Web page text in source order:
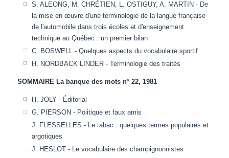
S. ALEONG, M. CHRÉTIEN, L. OSTIGUY, A. MARTIN - De
la mise en œuvre d'une terminologie de la langue française
de l'automobile dans trois écoles et d'enseignement
technique au Québec : un premier bilan
C. BOSWELL - Quelques aspects du vocabulaire sportif
H. NORDBACK LINDER - Terminologie des traités
SOMMAIRE La banque des mots n° 22, 1981
H. JOLY - Éditorial
G. PIERSON - Politique et faux amis
J. FLESSELLES - Le tabac : quelques termes populaires et
argotiques
J. HESLOT - Le vocabulaire des champignonnistes